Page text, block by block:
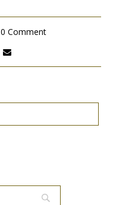
0 Comment